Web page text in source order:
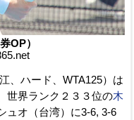
OP）
、ハード、WTA125）は
世界ランク２３３位の木
ュオ（台湾）に3-6, 3-6